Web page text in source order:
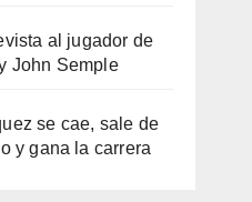
al jugador de
John Semple
se cae, sale de
y gana la carrera